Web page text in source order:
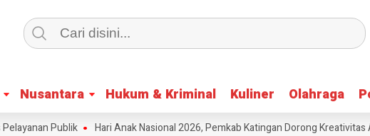
Nusantara Hukum & Kriminal Kuliner Olahraga
Nusantara Hukum & Kriminal Kuliner Olahraga
Publik Hari Anak Nasional 2026, Pemkab Katingan Dorong Kreativitas